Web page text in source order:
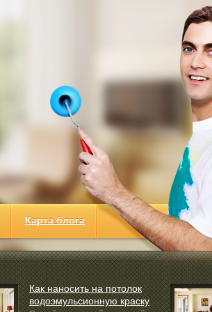
Карта блога
Как наносить на потолок
водоэмульсионную краску